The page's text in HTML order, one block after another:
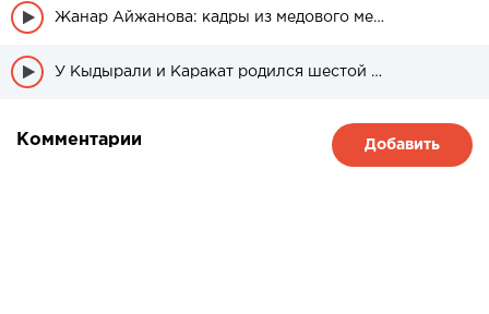
Жанар Айжанова: кадры из медового месяца дочери
У Кыдырали и Каракат родился шестой ребенок
Комментарии Добавить